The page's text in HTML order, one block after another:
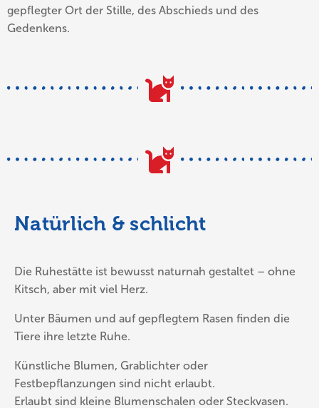
gepflegter Ort der Stille, des Abschieds und des
Gedenkens.
Natürlich & schlicht
Die Ruhestätte ist bewusst naturnah gestaltet – ohne
Kitsch, aber mit viel Herz.
Unter Bäumen und auf gepflegtem Rasen finden die
Tiere ihre letzte Ruhe.
Künstliche Blumen, Grablichter oder
Festbepflanzungen sind nicht erlaubt.
Erlaubt sind kleine Blumenschalen oder Steckvasen.